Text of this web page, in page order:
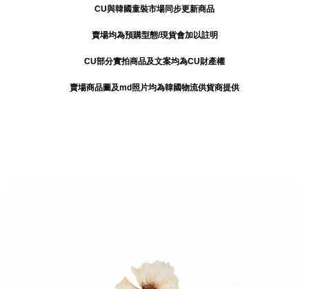
CU與韓國童裝市場同步更新商品
賣場均為預購型態/現貨會加以註明
CU部分實拍商品及文案均為CU財產權
賣場商品圖及md照片均為韓國物流供貨商提供